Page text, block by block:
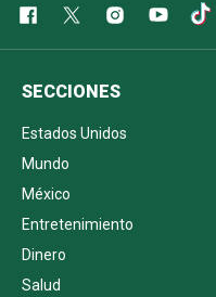
SECCIONES
Estados Unidos
Mundo
México
Entretenimiento
Dinero
Salud